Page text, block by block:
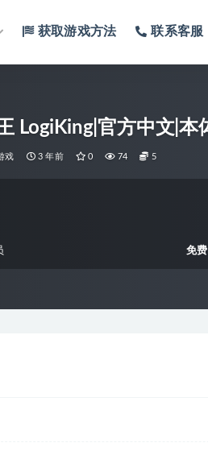
获取游戏方法 联系客服
LogiKing|官方中文|本
戏 3 年前 0 74 5
免费